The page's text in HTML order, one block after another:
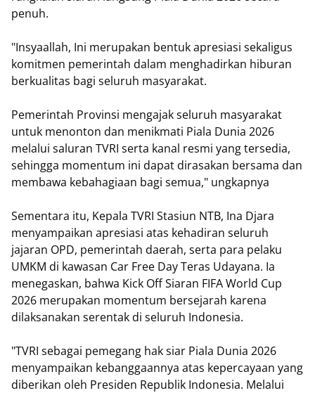
penuh.
"Insyaallah, Ini merupakan bentuk apresiasi sekaligus
komitmen pemerintah dalam menghadirkan hiburan
berkualitas bagi seluruh masyarakat.
Pemerintah Provinsi mengajak seluruh masyarakat
untuk menonton dan menikmati Piala Dunia 2026
melalui saluran TVRI serta kanal resmi yang tersedia,
sehingga momentum ini dapat dirasakan bersama dan
membawa kebahagiaan bagi semua," ungkapnya
Sementara itu, Kepala TVRI Stasiun NTB, Ina Djara
menyampaikan apresiasi atas kehadiran seluruh
jajaran OPD, pemerintah daerah, serta para pelaku
UMKM di kawasan Car Free Day Teras Udayana. Ia
menegaskan, bahwa Kick Off Siaran FIFA World Cup
2026 merupakan momentum bersejarah karena
dilaksanakan serentak di seluruh Indonesia.
"TVRI sebagai pemegang hak siar Piala Dunia 2026
menyampaikan kebanggaannya atas kepercayaan yang
diberikan oleh Presiden Republik Indonesia. Melalui